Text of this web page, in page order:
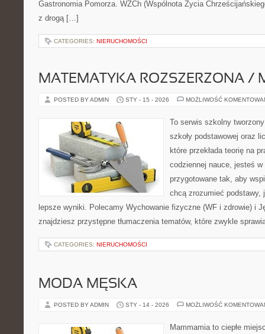
Gastronomia Pomorza. WŻCh (Wspólnota Życia
z drogą […]
CATEGORIES: NIERUCHOMOŚCI
MATEMATYKA ROZSZERZONA /
POSTED BY ADMIN STY - 15 - 2026 MOŻLIWOŚĆ
To serwis szkolny
szkoły podstawowej oraz
które przekłada teorię na
codziennej nauce, jesteś
przygotowane tak, aby
chcą zrozumieć podstawy,
lepsze wyniki. Polecamy Wychowanie fizyczne (WF i zdrowie) i
znajdziesz przystępne tłumaczenia tematów, które zwykle
CATEGORIES: NIERUCHOMOŚCI
MODA MĘSKA
POSTED BY ADMIN STY - 14 - 2026 MOŻLIWOŚĆ
Mammamia to ciepłe